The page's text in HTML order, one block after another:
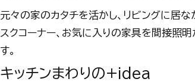
元々の家のカタチを活かし、リビングに居
スクコーナー、お気に入りの家具を間接照
す。
キッチンまわりの+idea